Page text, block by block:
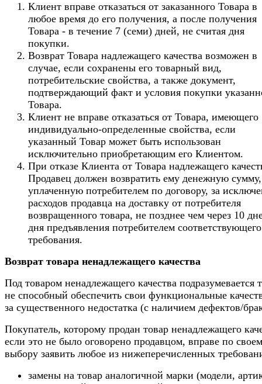
Клиент вправе отказаться от заказанного Товара в
любое время до его получения, а после получения
Товара - в течение 7 (семи) дней, не считая дня
покупки.
Возврат Товара надлежащего качества возможен в
случае, если сохранены его товарный вид,
потребительские свойства, а также документ,
подтверждающий факт и условия покупки
Товара.
Клиент не вправе отказаться от Товара, имеющего
индивидуально-определенные свойства, если
указанный Товар может быть использован
исключительно приобретающим его Клиентом.
При отказе Клиента от Товара надлежащего
Продавец должен возвратить ему денежную сумму,
уплаченную потребителем по договору, за
расходов продавца на доставку от потребителя
возвращенного товара, не позднее чем через 10
дня предъявления потребителем соответствующего
требования.
Возврат товара ненадлежащего качества
Под товаром ненадлежащего качества подразумевается
не способный обеспечить свои функциональные
за существенного недостатка (с наличием дефектов/
Покупатель, которому продан товар ненадлежащего
если это не было оговорено продавцом, вправе по
выбору заявить любое из нижеперечисленных
замены на товар аналогичной марки (модели,